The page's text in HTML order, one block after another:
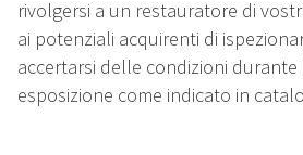
rivolgersi a un restauratore di
ai potenziali acquirenti di
accertarsi delle condizioni durante
esposizione come indicato in